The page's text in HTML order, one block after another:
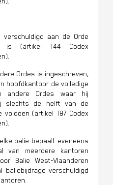
aan de Orde
is (artikel 144 Codex
Ordes is ingeschreven,
hoofdkantoor de volledige
andere Ordes waar hij
slechts de helft van de
voldoen (artikel 187 Codex
balie bepaalt eveneens
van meerdere kantoren
Balie West-Vlaanderen
verschuldigd